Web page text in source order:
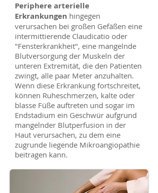
Periphere arterielle
Erkrankungen hingegen
verursachen bei großen Gefäßen eine
intermittierende Claudicatio oder
"Fensterkrankheit", eine mangelnde
Blutversorgung der Muskeln der
unteren Extremität, die den Patienten
zwingt, alle paar Meter anzuhalten.
Wenn diese Erkrankung fortschreitet,
können Ruheschmerzen, kalte oder
blasse Füße auftreten und sogar im
Endstadium ein Geschwür aufgrund
mangelnder Blutperfusion in der
Haut verursachen, zu dem eine
zugrunde liegende Mikroangiopathie
beitragen kann.